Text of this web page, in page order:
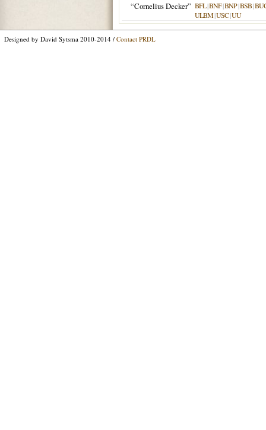
“Cornelius Decker” BFL|BNF|BNP|BSB|
ULBM|USC|UU
Designed by David Sytsma 2010-2014 / Contact PRDL